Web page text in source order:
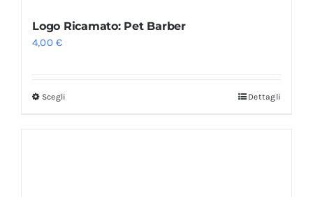
Logo Ricamato: Pet Barber
4,00€
Scegli Dettagli